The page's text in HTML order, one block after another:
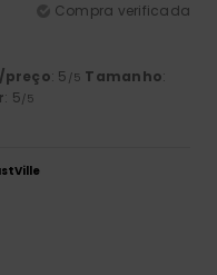
Compra verificada
preço: 5 /5 Tamanho:
: 5/5